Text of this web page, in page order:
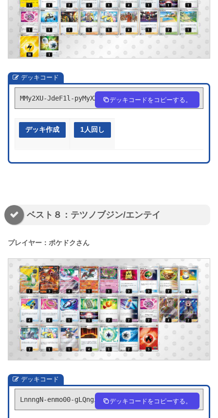
デッキコード
MMy2XU-JdeF1l-pyMyXX デッキコードをコピーする。
デッキ作成 1人回し
ベスト８：テツノブジン/エンテイ
プレイヤー：ポケドクさん
デッキコード
LnnngN-enmo00-gLQngi デッキコードをコピーする。